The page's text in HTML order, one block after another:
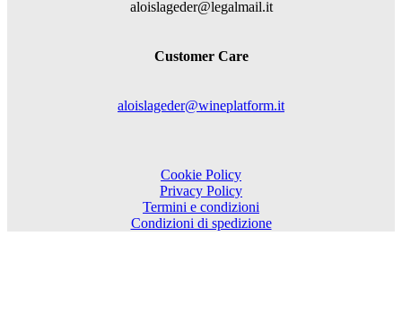
aloislageder@legalmail.it
Customer Care
aloislageder@wineplatform.it
Cookie Policy
Privacy Policy
Termini e condizioni
Condizioni di spedizione